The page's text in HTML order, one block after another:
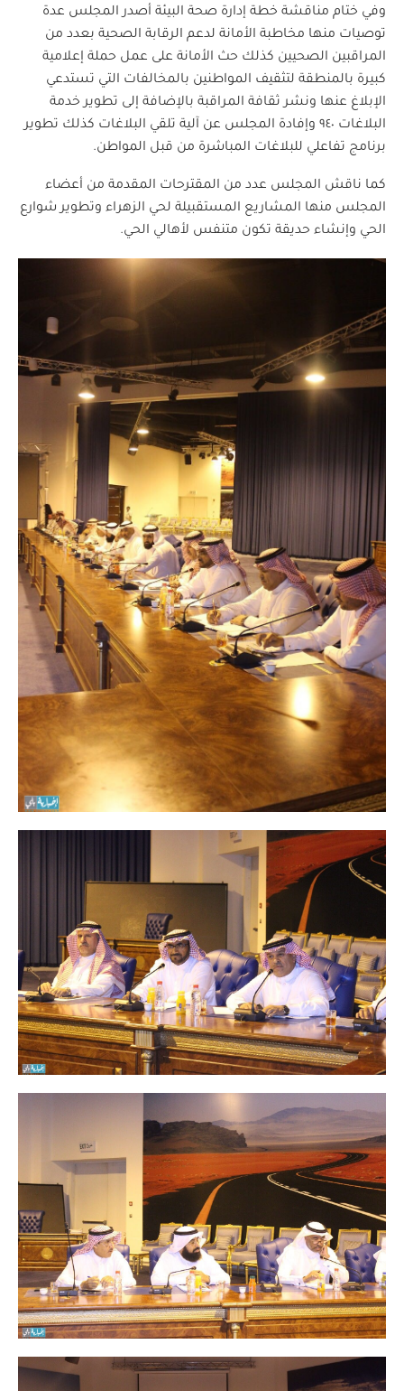
وفي ختام مناقشة خطة إدارة صحة البيئة أصدر المجلس عدة
توصيات منها مخاطبة الأمانة لدعم الرقابة الصحية بعدد من
المراقبين الصحيين كذلك حث الأمانة على عمل حملة إعلامية
كبيرة بالمنطقة لتثقيف المواطنين بالمخالفات التي تستدعي
الإبلاغ عنها ونشر ثقافة المراقبة بالإضافة إلى تطوير خدمة
البلاغات ٩٤٠ وإفادة المجلس عن آلية تلقي البلاغات كذلك تطوير
برنامج تفاعلي للبلاغات المباشرة من قبل المواطن.
كما ناقش المجلس عدد من المقترحات المقدمة من أعضاء
المجلس منها المشاريع المستقبيلة لحي الزهراء وتطوير شوارع
الحي وإنشاء حديقة تكون متنفس لأهالي الحي.